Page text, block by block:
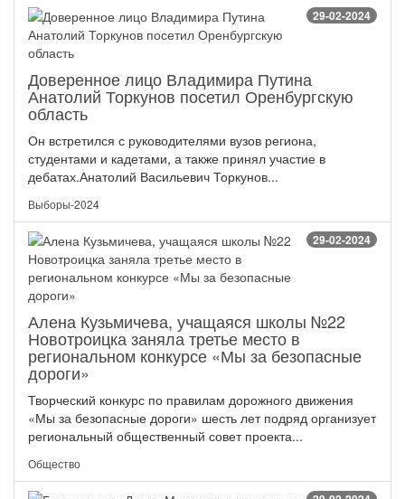
29-02-2024
Доверенное лицо Владимира Путина
Анатолий Торкунов посетил Оренбургскую
область
Он встретился с руководителями вузов региона,
студентами и кадетами, а также принял участие в
дебатах.Анатолий Васильевич Торкунов...
Выборы-2024
29-02-2024
Алена Кузьмичева, учащаяся школы №22
Новотроицка заняла третье место в
региональном конкурсе «Мы за безопасные
дороги»
Творческий конкурс по правилам дорожного движения
«Мы за безопасные дороги» шесть лет подряд организует
региональный общественный совет проекта...
Общество